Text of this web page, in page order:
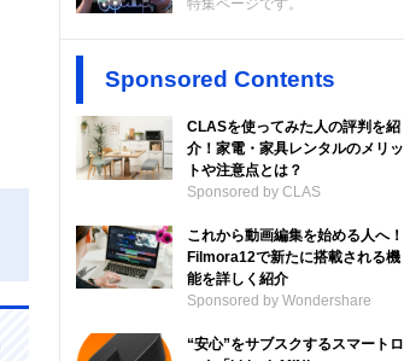
特集ページです。
Sponsored Contents
CLASを使ってみた人の評判を紹
介！家電・家具レンタルのメリッ
トや注意点とは？
Sponsored by CLAS
これから動画編集を始める人へ！
Filmora12で新たに搭載される機
能を詳しく紹介
Sponsored by Wondershare
“安心”をサブスクするスマートロ